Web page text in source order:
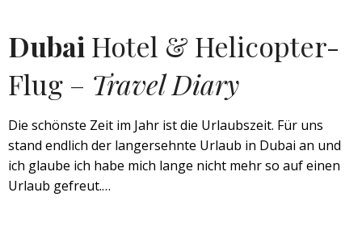
Dubai Hotel & Helicopter-
Flug – Travel Diary
Die schönste Zeit im Jahr ist die Urlaubszeit. Für uns
stand endlich der langersehnte Urlaub in Dubai an und
ich glaube ich habe mich lange nicht mehr so auf einen
Urlaub gefreut.…